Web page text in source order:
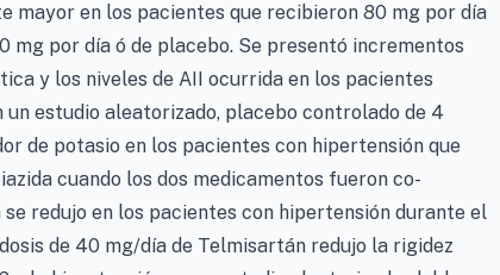
mayor en los pacientes que recibieron 80 mg por día
mg por día ó de placebo. Se presentó incrementos
y los niveles de AII ocurrida en los pacientes
estudio aleatorizado, placebo controlado de 4
de potasio en los pacientes con hipertensión que
cuando los dos medicamentos fueron co-
redujo en los pacientes con hipertensión durante el
de 40 mg/día de Telmisartán redujo la rigidez